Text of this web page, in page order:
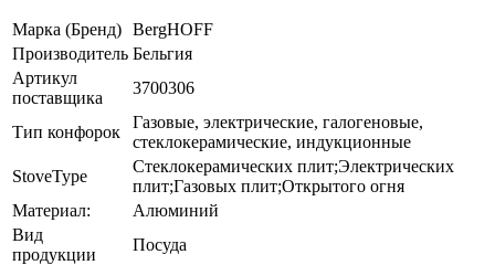
Марка (Бренд) BergHOFF
Производитель Бельгия
Артикул
поставщика
3700306
Тип конфорок
Газовые, электрические, галогеновые,
стеклокерамические, индукционные
StoveType
Стеклокерамических плит;Электрических
плит;Газовых плит;Открытого огня
Материал:
Алюминий
Вид
продукции
Посуда